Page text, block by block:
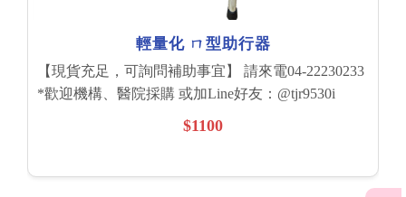
輕量化 ㄇ型助行器
【現貨充足，可詢問補助事宜】 請來電04-22230233
*歡迎機構、醫院採購 或加Line好友：@tjr9530i
$1100